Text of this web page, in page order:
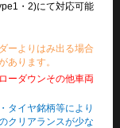
・2)にて対応可能
ーよりはみ出る場合
あります。
ーダウンその他車両
タイヤ銘柄等により
クリアランスが少な